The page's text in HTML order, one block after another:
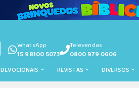
WhatsApp
15 98100 5073
Televendas
0800 979 0606
DEVOCIONAIS REVISTAS DIVERSOS